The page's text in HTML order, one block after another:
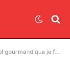
je fais chaque week-end